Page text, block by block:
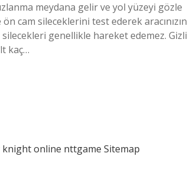
meydana gelir ve yol yüzeyi gözle
cam sileceklerini test ederek aracınızın
silecekleri genellikle hareket edemez. Gizli
kaç…
knight online nttgame Sitemap